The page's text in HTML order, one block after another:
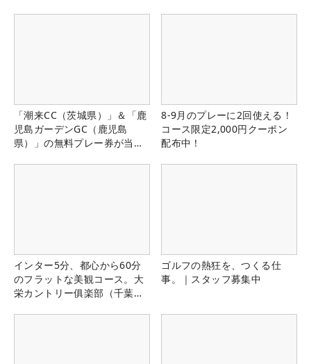
「潮来CC（茨城県）」＆「鹿
児島ガーデンGC（鹿児島
県）」の無料プレー券が当た
8-9月のプレーに2回使える！
コース限定2,000円クーポン
配布中！
インター5分、都心から60分
のフラットな美観コース。大
栄カントリー俱楽部（千葉
ゴルフの熱狂を、つくる仕
事。｜スタッフ募集中